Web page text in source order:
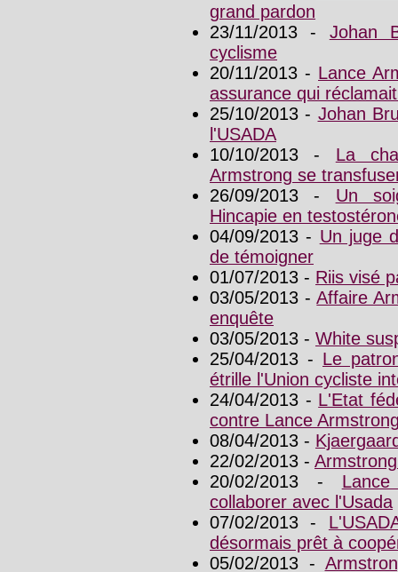
grand pardon
23/11/2013 - Johan
cyclisme
20/11/2013 - Lance
assurance qui
25/10/2013 - Johan
l'USADA
10/10/2013 - La
Armstrong se
26/09/2013 - Un
Hincapie en
04/09/2013 - Un juge
de témoigner
01/07/2013 - Riis visé
03/05/2013 -Affaire
enquête
03/05/2013 - White
25/04/2013 - Le
étrille l'Union cycliste
24/04/2013 - L'Etat
contre Lance
08/04/2013 -
22/02/2013 -
20/02/2013 -
collaborer avec l'Usada
07/02/2013 -
désormais prêt à
05/02/2013 -